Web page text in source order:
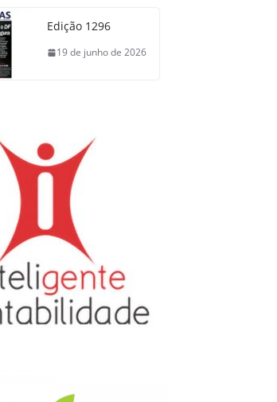
Edição 1296
19 de junho de 2026